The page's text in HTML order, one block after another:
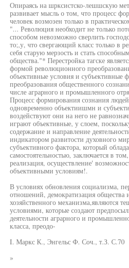
Опираясь на шрксистско-лешшскую
развивает мысль о том, что процесс
человек возмозен только в
"... Революция необходит не только
способом невозможно сверлить
то;,у, что свергающий класс только в
себя старую мерзость и стать
общества."* Перестройка тагске
формой революционного
объективные условия и субъективные
преобразования общественного
числе аграрного и промышленного
Процесс формирования сознания
одновременно объектиишмн и
воздействуют они на него не
играют объективные, у слоем,
содержание и направление
индикатором развитости духовного
субъективного фактора, который
самостоятельностью, заключается в
реализация, осуществление'
объективными условиям!.
В условиях обновления социализма,
отношений, демократизация общества
хозяйственного механизма,являются
условиями, которые создают
деятельности аграрного и
класса, преодо-
I. Маркс К., Энгельс Ф. Соч., т.З. С.70
»